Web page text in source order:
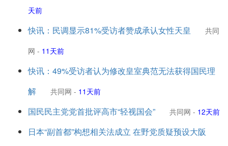
天前
快讯：民调显示81%受访者赞成承认女性天皇
共同
网 - 11天前
快讯：49%受访者认为修改皇室典范无法获得国民理
解
共同网 - 11天前
国民民主党党首批评高市“轻视国会” 共同网 - 12天前
日本“副首都”构想相关法成立 在野党质疑预设大阪